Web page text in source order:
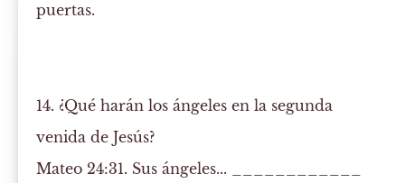
puertas.
14. ¿Qué harán los ángeles en la segunda
venida de Jesús?
Mateo 24:31. Sus ángeles... ____________